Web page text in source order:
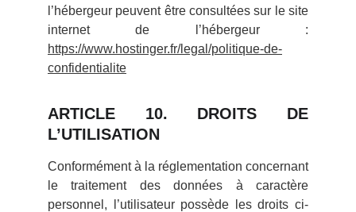
l’hébergeur peuvent être consultées sur le site
internet de l’hébergeur :
https://www.hostinger.fr/legal/politique-de-
confidentialite
ARTICLE 10. DROITS DE
L’UTILISATION
Conformément à la réglementation concernant
le traitement des données à caractère
personnel, l’utilisateur possède les droits ci-